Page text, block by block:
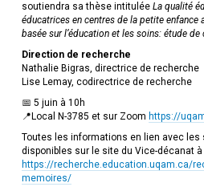
soutiendra sa thèse intitulée La qualité
éducatrices en centres de la petite enfance
basée sur l’éducation et les soins: étude
Direction de recherche
Nathalie Bigras, directrice de recherche
Lise Lemay, codirectrice de recherche
📅 5 juin à 10h
📍Local N-3785 et sur Zoom https://
Toutes les informations en lien avec
disponibles sur le site du Vice-décanat
https://recherche.education.uqam.ca/
memoires/